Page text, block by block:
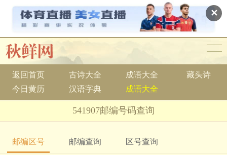
✕
返回首页 古诗大全 成语大全
藏头诗
今日黄历
汉语字典 成语大全
541907邮编号码查询
邮编区号 邮编查询 区号查询